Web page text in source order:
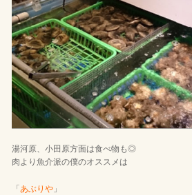
湯河原、小田原方面は食べ物も◎
肉より魚介派の僕のオススメは
「あぶりや」